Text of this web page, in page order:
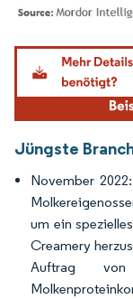
Bild © Mordor
Jüngste
November
um ein
Creamery
Auftrag